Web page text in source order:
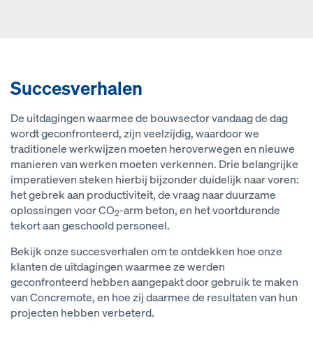
Succesverhalen
De uitdagingen waarmee de bouwsector vandaag de dag
wordt geconfronteerd, zijn veelzijdig, waardoor we
traditionele werkwijzen moeten heroverwegen en nieuwe
manieren van werken moeten verkennen. Drie belangrijke
imperatieven steken hierbij bijzonder duidelijk naar voren:
het gebrek aan productiviteit, de vraag naar duurzame
oplossingen voor CO2-arm beton, en het voortdurende
tekort aan geschoold personeel.
Bekijk onze succesverhalen om te ontdekken hoe onze
klanten de uitdagingen waarmee ze werden
geconfronteerd hebben aangepakt door gebruik te maken
van Concremote, en hoe zij daarmee de resultaten van hun
projecten hebben verbeterd.